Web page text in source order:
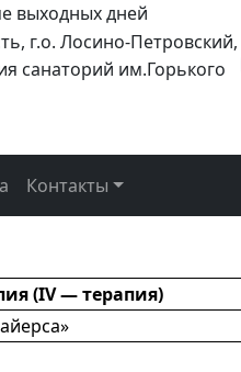
выходных дней
г.о. Лосино-Петровский,
санаторий им.Горького
Контакты
(IV — терапия)